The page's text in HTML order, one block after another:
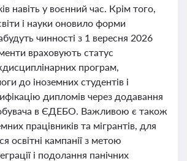
навіть у воєнний час. Крім того,
і науки оновило форми
чинності з 1 вересня 2026
враховують статус
програм,
до іноземних студентів і
дипломів через додавання
в ЄДЕБО. Важливою є також
працівників та мігрантів, для
освітні кампанії з метою
і подолання панічних